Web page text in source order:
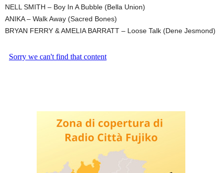
NELL SMITH – Boy In A Bubble (Bella Union)
ANIKA – Walk Away (Sacred Bones)
BRYAN FERRY & AMELIA BARRATT – Loose Talk (Dene Jesmond)